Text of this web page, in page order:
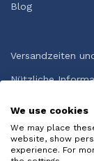
Blog
Versandzeiten
Nützliche
HÄUFIG
We use cookies
We may place
website, show
experience. For